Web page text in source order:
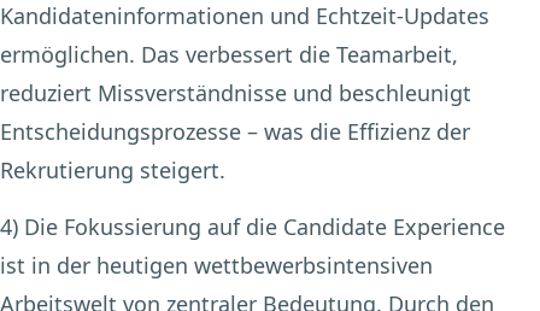
Kandidateninformationen und Echtzeit-Updates
ermöglichen. Das verbessert die Teamarbeit,
reduziert Missverständnisse und beschleunigt
Entscheidungsprozesse – was die Effizienz der
Rekrutierung steigert.
4) Die Fokussierung auf die Candidate Experience
ist in der heutigen wettbewerbsintensiven
Arbeitswelt von zentraler Bedeutung. Durch den